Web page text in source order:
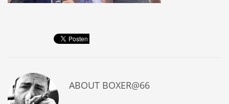
ABOUT BOXER@66